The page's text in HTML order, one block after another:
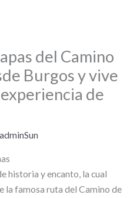
del Camino
Burgos y vive
de
adminSun
historia y encanto, la cual
la famosa ruta del Camino de